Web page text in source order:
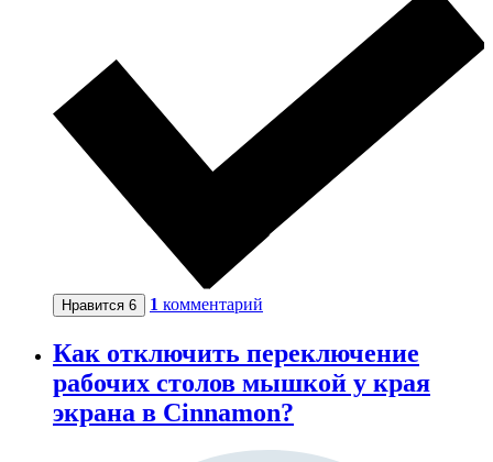
Нравится 6 1 комментарий
Как отключить переключение
рабочих столов мышкой у края
экрана в Cinnamon?